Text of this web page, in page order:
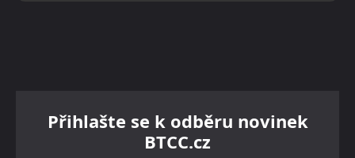
Přihlašte se k odběru novinek
BTCC.cz